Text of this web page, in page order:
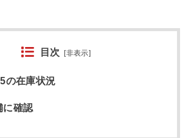
目次 [非表示]
の在庫状況
に確認